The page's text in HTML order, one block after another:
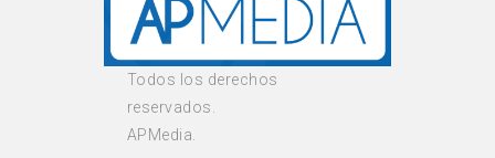
Todos los derechos
reservados.
APMedia.